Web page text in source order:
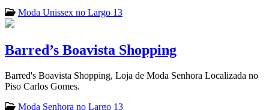
Moda Unissex no Largo 13
Barred’s Boavista Shopping
Barred's Boavista Shopping, Loja de Moda Senhora Localizada no
Piso Carlos Gomes.
Moda Senhora no Largo 13